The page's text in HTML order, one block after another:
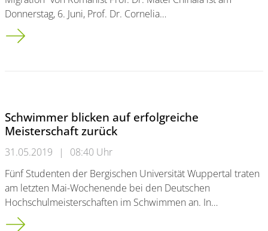
Donnerstag, 6. Juni, Prof. Dr. Cornelia…
Gastvortrag über das französische „Cinéma de banlieue“
Schwimmer blicken auf erfolgreiche
Meisterschaft zurück
31.05.2019 |
08:40 Uhr
Fünf Studenten der Bergischen Universität Wuppertal traten
am letzten Mai-Wochenende bei den Deutschen
Hochschulmeisterschaften im Schwimmen an. In…
Schwimmer blicken auf erfolgreiche Meisterschaft zurück